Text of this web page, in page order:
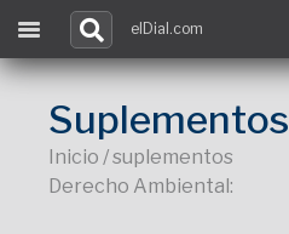
elDial.com
Suplementos
Inicio / suplementos
Derecho Ambiental: